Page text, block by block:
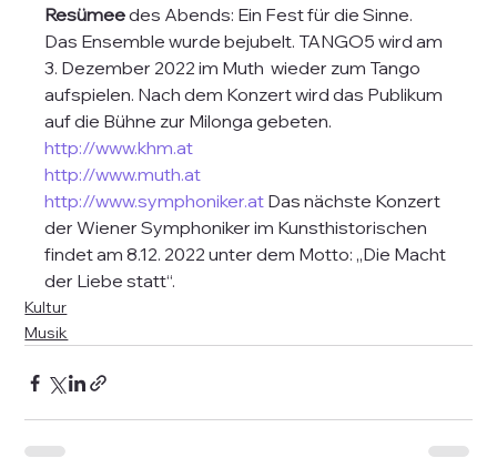
Resümee des Abends: Ein Fest für die Sinne.
Das Ensemble wurde bejubelt. TANGO5 wird am
3. Dezember 2022 im Muth  wieder zum Tango
aufspielen. Nach dem Konzert wird das Publikum
auf die Bühne zur Milonga gebeten.
http://www.khm.at
http://www.muth.at
http://www.symphoniker.at Das nächste Konzert
der Wiener Symphoniker im Kunsthistorischen
findet am 8.12. 2022 unter dem Motto: „Die Macht
der Liebe statt“.
Kultur
Musik